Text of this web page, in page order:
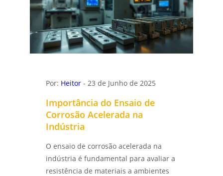
INSPEÇÃO DE SOLDA: GARANTINDO
SEGURANÇA E QUALIDADE EM CADA
CONEXÃO - LABMETAL
ENTENDA A QUALIFICAÇÃO DE EPS EM SÃO
JOSÉ DOS CAMPOS E SUAS VANTAGENS -
LABMETAL
COMO REALIZAR A QUALIFICAÇÃO DE EPS EM
SÃO PAULO PARA GARANTIR A QUALIDADE -
LABMETAL
Ensaio metalográfico
Ensaio metalográfico aço
Ensaios físicos mecânicos
Ensaios mecânicos de materiais
metálicos
Ensaios mecânicos destrutivos
Ensaios mecânicos e metalúrgicos
Inspetor de solda qualificação
Por: Heitor- 23 de Junho de 2025
Importância do Ensaio de
Corrosão Acelerada na
Indústria
O ensaio de corrosão acelerada na
indústria é fundamental para avaliar a
resistência de materiais a ambientes